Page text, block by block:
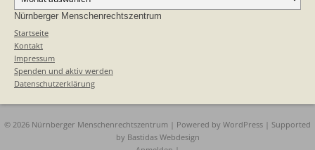
Nürnberger Menschenrechtszentrum
Startseite
Kontakt
Impressum
Spenden und aktiv werden
Datenschutzerklärung
© 2026 Nürnberger Menschenrechtszentrum | Powered by WordPress | Supported
by Bastidas Webdesign